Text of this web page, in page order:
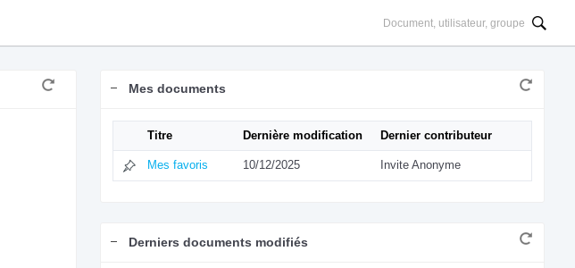
Mes documents
Titre Dernière modification Dernier contributeur
Mes favoris 10/12/2025 Invite Anonyme
Derniers documents modifiés